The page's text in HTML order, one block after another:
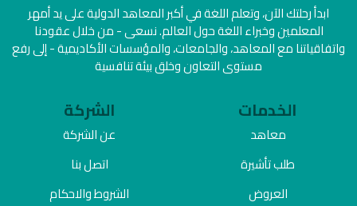
ابدأ رحلتك الآن، وتعلم اللغة في أكبر المعاهد الدولية على يد أمهر
المعلمين وخبراء اللغة حول العالم. نسعى - من خلال عقودنا
واتفاقياتنا مع المعاهد، والجامعات، والمؤسسات الأكاديمية - إلى رفع
مستوى التعاون وخلق بيئة تنافسية
الخدمات
معاهد
طلب تأشيرة
العروض
الشركة
عن الشركة
اتصل بنا
الشروط والاحكام